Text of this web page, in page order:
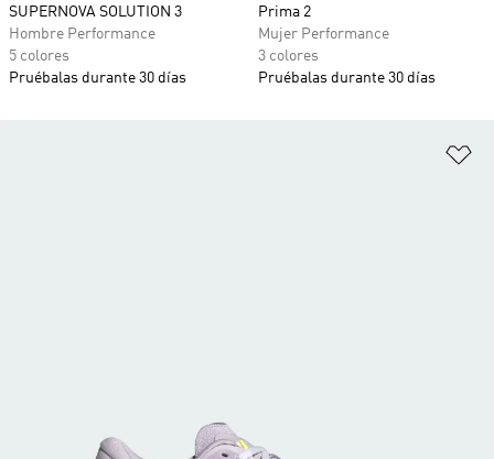
SUPERNOVA SOLUTION 3
Hombre Performance
5 colores
Pruébalas durante 30 días
Prima 2
Mujer Performance
3 colores
Pruébalas durante 30 días